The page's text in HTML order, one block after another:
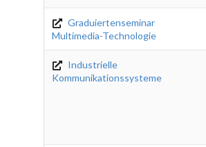
Graduiertenseminar
Multimedia-Technologie
Industrielle
Kommunikationssysteme